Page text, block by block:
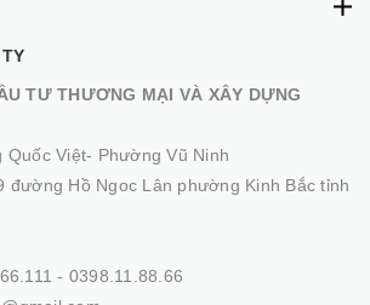
TƯ THƯƠNG MẠI VÀ XÂY DỰNG
Quốc Việt- Phường Vũ Ninh
đường Hồ Ngoc Lân phường Kinh Bắc tỉnh
- 0398.11.88.66